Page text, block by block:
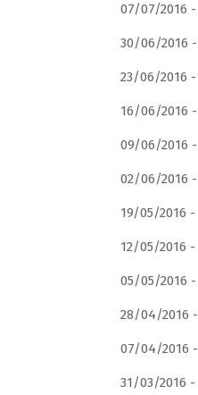
07/07/2016 -
30/06/2016 -
23/06/2016 -
16/06/2016 -
09/06/2016 -
02/06/2016 -
19/05/2016 -
12/05/2016 -
05/05/2016 -
28/04/2016 -
07/04/2016 -
31/03/2016 -